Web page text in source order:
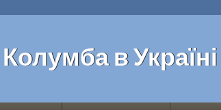
в Україні